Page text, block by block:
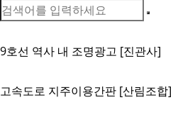
9호선 역사 내 조명광고 [진관사]
고속도로 지주이용간판 [산림조합]